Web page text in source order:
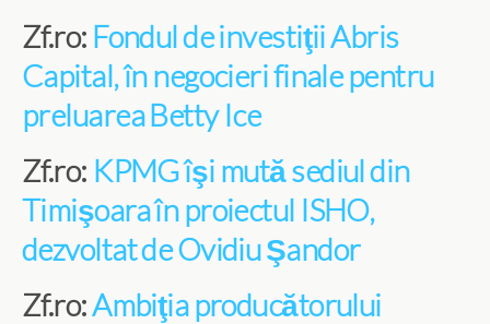
Zf.ro: Fondul de investiţii Abris
Capital, în negocieri finale pentru
preluarea Betty Ice
Zf.ro: KPMG îşi mută sediul din
Timişoara în proiectul ISHO,
dezvoltat de Ovidiu Şandor
Zf.ro:Ambiţia producătorului